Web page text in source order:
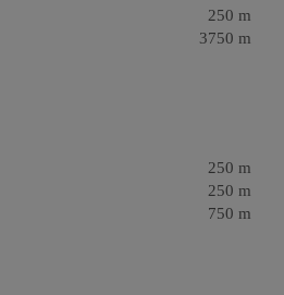
250 m
3750 m
250 m
250 m
750 m